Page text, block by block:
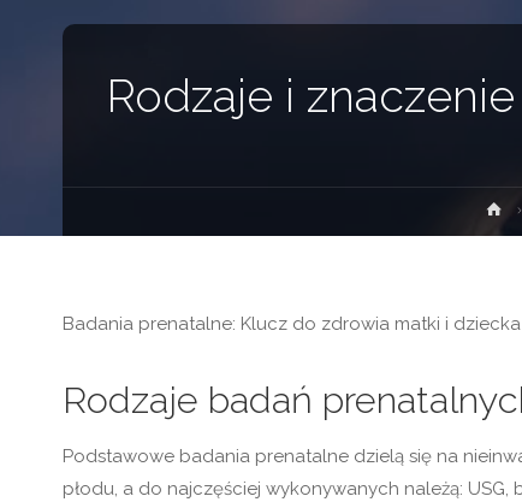
Rodzaje i
Badania prenatalne: Klucz do zdrowia matki i dziecka
Rodzaje badań
Podstawowe badania prenatalne dzielą się na
płodu, a do najczęściej wykonywanych należą: